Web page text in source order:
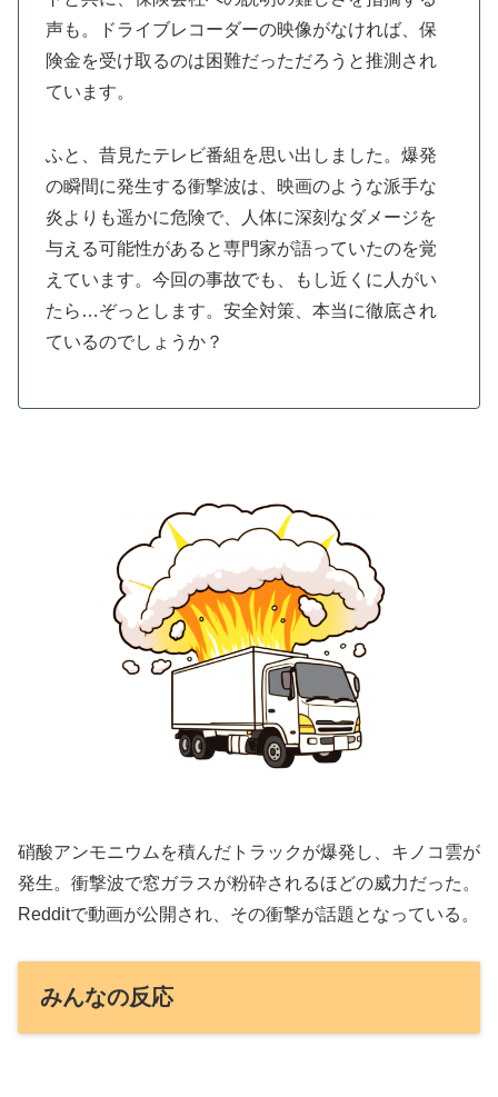
声も。ドライブレコーダーの映像がなければ、保
険金を受け取るのは困難だっただろうと推測され
ています。
ふと、昔見たテレビ番組を思い出しました。爆発
の瞬間に発生する衝撃波は、映画のような派手な
炎よりも遥かに危険で、人体に深刻なダメージを
与える可能性があると専門家が語っていたのを覚
えています。今回の事故でも、もし近くに人がい
たら…ぞっとします。安全対策、本当に徹底され
ているのでしょうか？
硝酸アンモニウムを積んだトラックが爆発し、キノコ雲が
発生。衝撃波で窓ガラスが粉砕されるほどの威力だった。
Redditで動画が公開され、その衝撃が話題となっている。
みんなの反応